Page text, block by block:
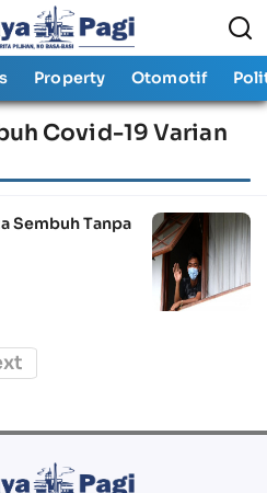
Property Otomotif
Covid-19 Varian
Sembuh Tanpa